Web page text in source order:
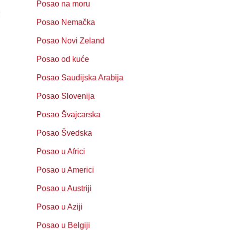
Posao na moru
Posao Nemačka
Posao Novi Zeland
Posao od kuće
Posao Saudijska Arabija
Posao Slovenija
Posao Švajcarska
Posao Švedska
Posao u Africi
Posao u Americi
Posao u Austriji
Posao u Aziji
Posao u Belgiji